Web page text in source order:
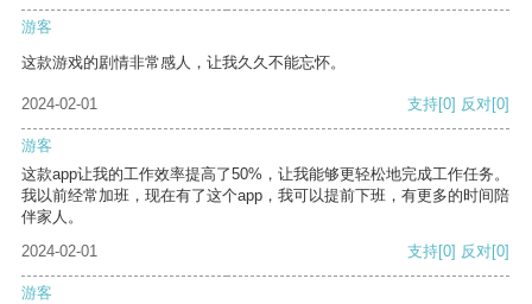
游客
这款游戏的剧情非常感人，让我久久不能忘怀。
2024-02-01 支持[0] 反对[0]
游客
这款app让我的工作效率提高了50%，让我能够更轻松地完成工作任务。
我以前经常加班，现在有了这个app，我可以提前下班，有更多的时间陪
伴家人。
2024-02-01
支持[0] 反对[0]
游客